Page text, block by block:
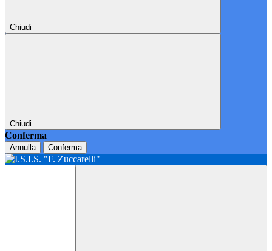
Chiudi
Chiudi
Conferma
Annulla Conferma